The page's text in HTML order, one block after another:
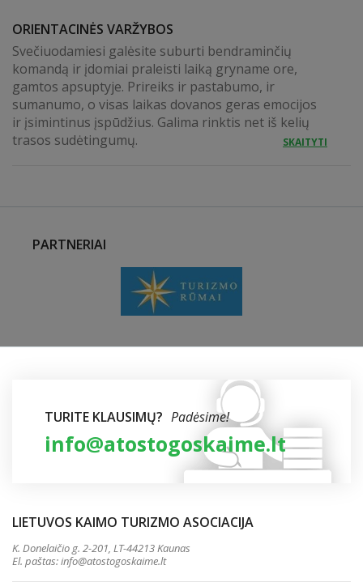
ORIENTACINĖS VARŽYBOS
Svečiuodamiesi galėsite suburti bendraminčių
komandą ir įdomiai praleisti laiką gryname ore,
gamtos apsuptyje. Prireiks ir pastabumo, ir
sumanumo, o visas laikas dovanos geras emocijos
ir įsimintinus įspūdžius. Galima rinktis net iš kelių
trasos sudėtingumų.
SKAITYTI
PARTNERIAI
TURITE KLAUSIMŲ? Padėsime!
info@atostogoskaime.lt
LIETUVOS KAIMO TURIZMO ASOCIACIJA
K. Donelaičio g. 2-201, LT-44213 Kaunas
El. paštas:info@atostogoskaime.lt